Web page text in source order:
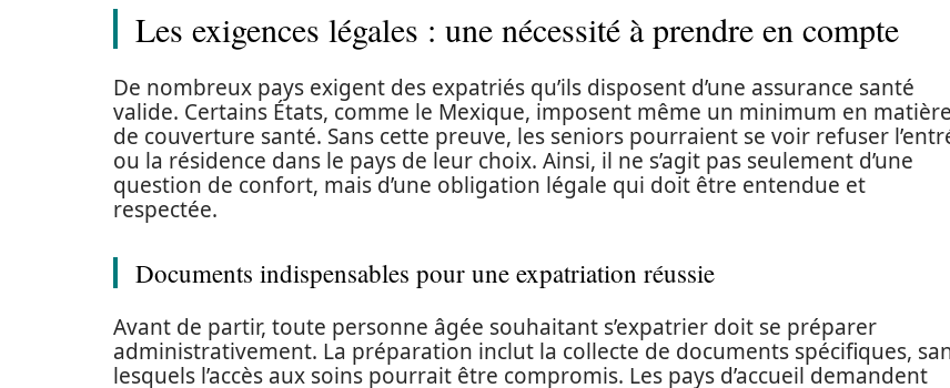
Les exigences légales : une nécessité à prendre en compte
De nombreux pays exigent des expatriés qu’ils disposent d’une assurance santé
valide. Certains États, comme le Mexique, imposent même un minimum en matière
de couverture santé. Sans cette preuve, les seniors pourraient se voir refuser
ou la résidence dans le pays de leur choix. Ainsi, il ne s’agit pas seulement d’une
question de confort, mais d’une obligation légale qui doit être entendue et
respectée.
Documents indispensables pour une expatriation réussie
Avant de partir, toute personne âgée souhaitant s’expatrier doit se préparer
administrativement. La préparation inclut la collecte de documents spécifiques,
lesquels l’accès aux soins pourrait être compromis. Les pays d’accueil demandent